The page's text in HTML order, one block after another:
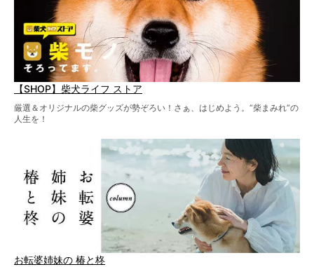
【SHOP】柴犬ライフ ストア
厳選＆オリジナルの柴グッズが勢ぞろい！さぁ、はじめよう。“柴まみれ”の
人生を！
お転婆姉妹の 椿と柊